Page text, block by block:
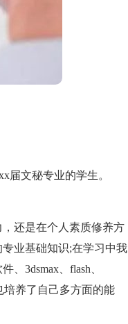
文秘专业的学生。
还是在个人素质修养方
业基础知识;在学习中我
3dsmax、flash、
培养了自己多方面的能